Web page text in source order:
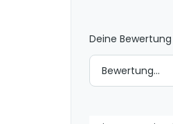
Deine Bewertung